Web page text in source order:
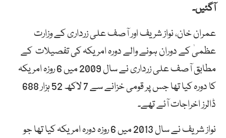
آگئیں۔
عمران خان، نواز شریف اور آصف علی زرداری کے وزارت
عظمیٰ کے دوران ہونے والے دورہ امریکہ کی تفصیلات کے
مطابق آصف علی زرداری نے سال 2009 میں 6 روزہ امریکہ
کا دورہ کیا تھا جس پر قومی خزانے سے 7 لاکھ 52 ہزار 688
ڈالرز اخراجات آئے تھے۔
نواز شریف نے سال 2013 میں 6 روزہ دورہ امریکہ کیا تھا جو